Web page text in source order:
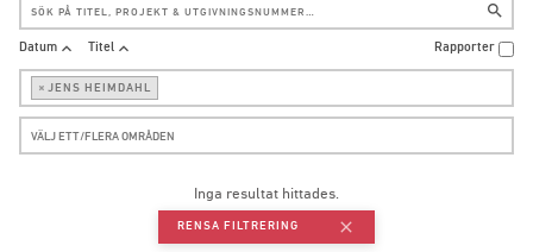
search
Datum expand_less Titel expand_less Rapporter
× JENS HEIMDAHL
Inga resultat hittades.
RENSA FILTRERING clear